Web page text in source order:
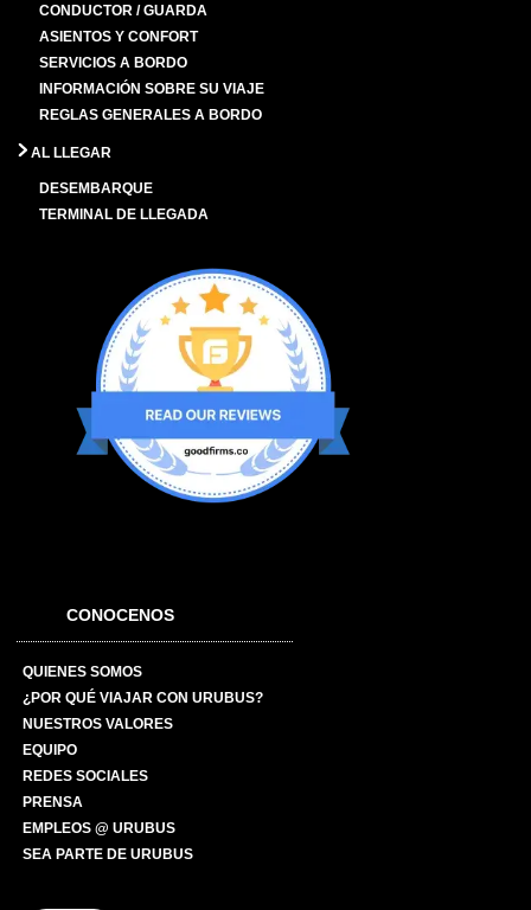
CONDUCTOR / GUARDA
ASIENTOS Y CONFORT
SERVICIOS A BORDO
INFORMACIÓN SOBRE SU VIAJE
REGLAS GENERALES A BORDO
AL LLEGAR
DESEMBARQUE
TERMINAL DE LLEGADA
CONOCENOS
QUIENES SOMOS
¿POR QUÉ VIAJAR CON URUBUS?
NUESTROS VALORES
EQUIPO
REDES SOCIALES
PRENSA
EMPLEOS @ URUBUS
SEA PARTE DE URUBUS